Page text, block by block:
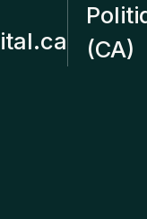
(CA)